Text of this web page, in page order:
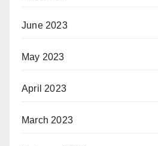
June 2023
May 2023
April 2023
March 2023